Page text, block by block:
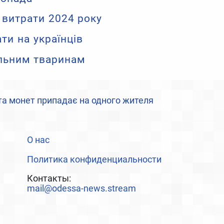
2024 року
на українців
тваринам
монет припадає на одного жителя
О нас
Политика конфиденциальности
Контакты:
mail@odessa-news.stream